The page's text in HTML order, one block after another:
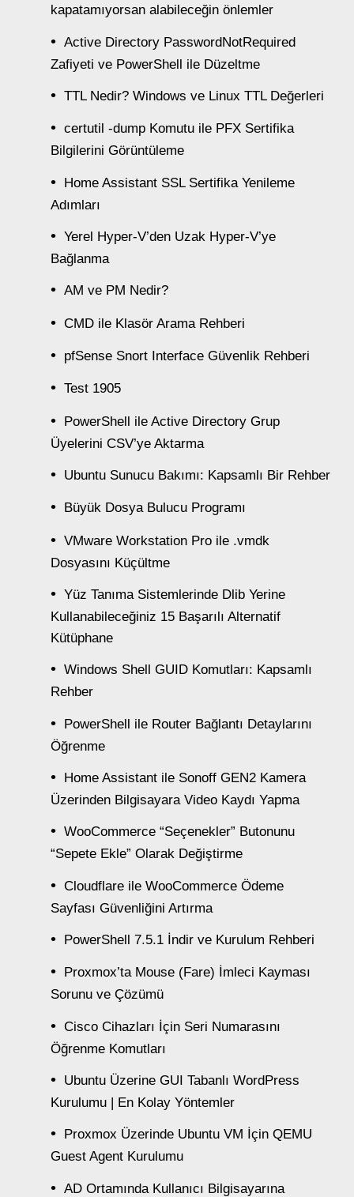
kapatamıyorsan alabileceğin önlemler
Active Directory PasswordNotRequired
Zafiyeti ve PowerShell ile Düzeltme
TTL Nedir? Windows ve Linux TTL Değerleri
certutil -dump Komutu ile PFX Sertifika
Bilgilerini Görüntüleme
Home Assistant SSL Sertifika Yenileme
Adımları
Yerel Hyper-V’den Uzak Hyper-V’ye
Bağlanma
AM ve PM Nedir?
CMD ile Klasör Arama Rehberi
pfSense Snort Interface Güvenlik Rehberi
Test 1905
PowerShell ile Active Directory Grup
Üyelerini CSV’ye Aktarma
Ubuntu Sunucu Bakımı: Kapsamlı Bir Rehber
Büyük Dosya Bulucu Programı
VMware Workstation Pro ile .vmdk
Dosyasını Küçültme
Yüz Tanıma Sistemlerinde Dlib Yerine
Kullanabileceğiniz 15 Başarılı Alternatif
Kütüphane
Windows Shell GUID Komutları: Kapsamlı
Rehber
PowerShell ile Router Bağlantı Detaylarını
Öğrenme
Home Assistant ile Sonoff GEN2 Kamera
Üzerinden Bilgisayara Video Kaydı Yapma
WooCommerce “Seçenekler” Butonunu
“Sepete Ekle” Olarak Değiştirme
Cloudflare ile WooCommerce Ödeme
Sayfası Güvenliğini Artırma
PowerShell 7.5.1 İndir ve Kurulum Rehberi
Proxmox’ta Mouse (Fare) İmleci Kayması
Sorunu ve Çözümü
Cisco Cihazları İçin Seri Numarasını
Öğrenme Komutları
Ubuntu Üzerine GUI Tabanlı WordPress
Kurulumu | En Kolay Yöntemler
Proxmox Üzerinde Ubuntu VM İçin QEMU
Guest Agent Kurulumu
AD Ortamında Kullanıcı Bilgisayarına